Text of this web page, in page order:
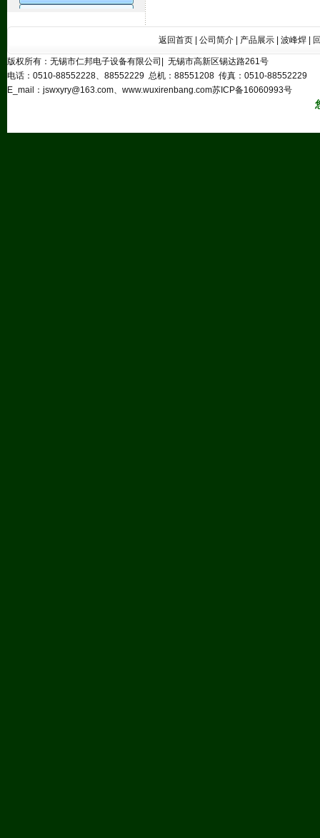
返回首页| 公司简介| 产品展示| 波峰焊|
版权所有：无锡市仁邦电子设备有限公司| 无锡市高新区锡达路261号
电话：0510-88552228、88552229 总机：88551208 传真：0510-88552229
E_mail： jswxyry@163.com、www.wuxirenbang.com苏ICP备16060993号